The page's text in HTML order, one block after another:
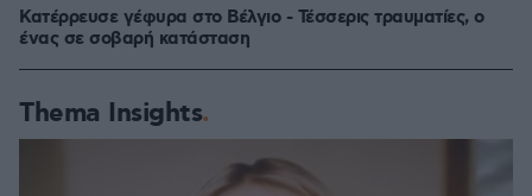
Κατέρρευσε γέφυρα στο Βέλγιο - Τέσσερις τραυματίες, ο
ένας σε σοβαρή κατάσταση
Thema Insights